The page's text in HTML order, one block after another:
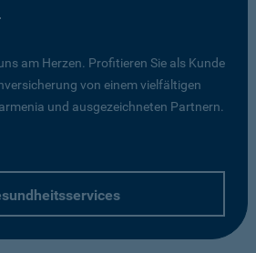
am Herzen. Profitieren Sie als Kunde
von einem vielfältigen
und ausgezeichneten Partnern.